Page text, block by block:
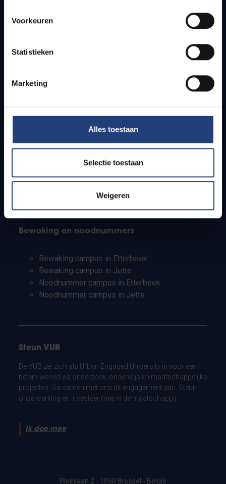
Voorkeuren
Statistieken
Marketing
Alles toestaan
Selectie toestaan
Weigeren
Bereikbaarheid
Studenten
PhD-studenten
Leerkrachten en secundaire scholen
Bewaking en noodnummers
Bewaking campus in Etterbeek
Bewaking campus in Jette
Noodnummer campus in Etterbeek
Noodnummer campus in Jette
Steun VUB
De VUB zet zich als Urban Engaged University in voor een
betere wereld via onderzoek, onderwijs en maatschappelijke
projecten. Ga samen met ons dit engagement aan. Steun
onze werking en investeer mee in de maatschappij.
Ik doe mee
Pleinlaan 2 - 1050 Brussel - België